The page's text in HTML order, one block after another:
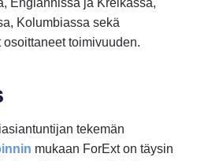
Englannissa ja Kreikassa,
Kolumbiassa sekä
osoittaneet toimivuuden.
tekemän
mukaan ForExt on täysin